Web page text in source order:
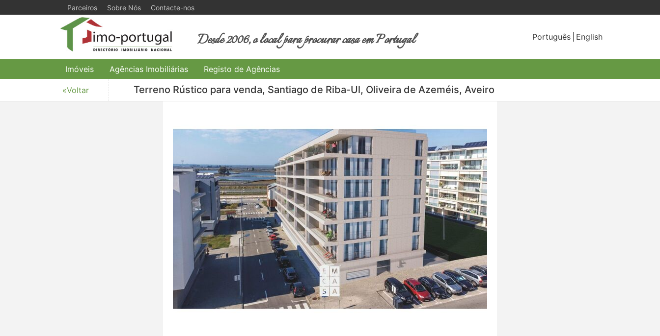
Parceiros Sobre Nós Contacte-nos
Desde 2006, o local para procurar casa em Portugal Português English
Imóveis Agências Imobiliárias Registo de Agências
«Voltar Terreno Rústico para venda, Santiago de Riba-Ul, Oliveira de Azeméis, Aveiro